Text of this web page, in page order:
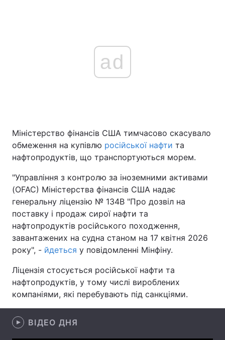
Головна Війна
Україна Політика
Економіка Світ
Спорт Наука
Техно і зв'язок Лайт
Зброя Інциденти
Здоров'я Туризм
Цікавинки Погода
ad
Міністерство фінансів США тимчасово скасувало
обмеження на купівлю російської нафти та
нафтопродуктів, що транспортуються морем.
"Управління з контролю за іноземними активами
(OFAC) Міністерства фінансів США надає
генеральну ліцензію № 134B "Про дозвіл на
поставку і продаж сирої нафти та
нафтопродуктів російського походження,
завантажених на судна станом на 17 квітня 2026
року", - йдеться у повідомленні Мінфіну.
Ліцензія стосується російської нафти та
нафтопродуктів, у тому числі вироблених
компаніями, які перебувають під санкціями.
ВІДЕО ДНЯ